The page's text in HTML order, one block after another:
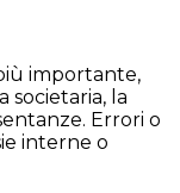
importante,
societaria, la
Errori o
interne o